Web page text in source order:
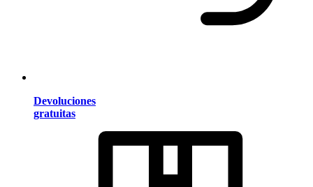
Devoluciones
gratuitas